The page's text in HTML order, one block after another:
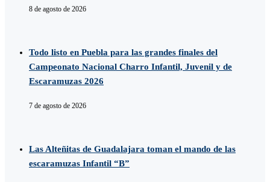
8 de agosto de 2026
Todo listo en Puebla para las grandes finales del
Campeonato Nacional Charro Infantil, Juvenil y de
Escaramuzas 2026
7 de agosto de 2026
Las Alteñitas de Guadalajara toman el mando de las
escaramuzas Infantil “B”